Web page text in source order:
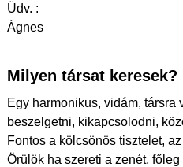
Üdv. :
Ágnes
Milyen társat keresek?
Egy harmonikus, vidám, társra
beszelgetni, kikapcsolodni,
Fontos a kölcsönös tisztelet,
Örülök ha szereti a zenét,